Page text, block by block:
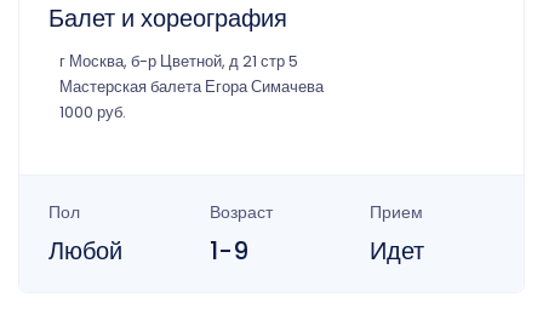
Балет и хореография
г Москва, б-р Цветной, д 21 стр 5
Мастерская балета Егора Симачева
1000 руб.
Пол
Любой
Возраст
1-9
Прием
Идет